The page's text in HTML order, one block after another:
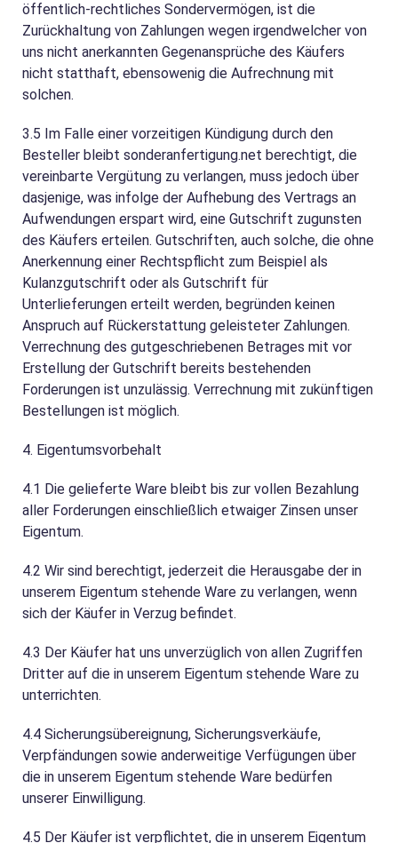
öffentlich-rechtliches Sondervermögen, ist die
Zurückhaltung von Zahlungen wegen irgendwelcher von
uns nicht anerkannten Gegenansprüche des Käufers
nicht statthaft, ebensowenig die Aufrechnung mit
solchen.
3.5 Im Falle einer vorzeitigen Kündigung durch den
Besteller bleibt sonderanfertigung.net berechtigt, die
vereinbarte Vergütung zu verlangen, muss jedoch über
dasjenige, was infolge der Aufhebung des Vertrags an
Aufwendungen erspart wird, eine Gutschrift zugunsten
des Käufers erteilen. Gutschriften, auch solche, die ohne
Anerkennung einer Rechtspflicht zum Beispiel als
Kulanzgutschrift oder als Gutschrift für
Unterlieferungen erteilt werden, begründen keinen
Anspruch auf Rückerstattung geleisteter Zahlungen.
Verrechnung des gutgeschriebenen Betrages mit vor
Erstellung der Gutschrift bereits bestehenden
Forderungen ist unzulässig. Verrechnung mit zukünftigen
Bestellungen ist möglich.
4. Eigentumsvorbehalt
4.1 Die gelieferte Ware bleibt bis zur vollen Bezahlung
aller Forderungen einschließlich etwaiger Zinsen unser
Eigentum.
4.2 Wir sind berechtigt, jederzeit die Herausgabe der in
unserem Eigentum stehende Ware zu verlangen, wenn
sich der Käufer in Verzug befindet.
4.3 Der Käufer hat uns unverzüglich von allen Zugriffen
Dritter auf die in unserem Eigentum stehende Ware zu
unterrichten.
4.4 Sicherungsübereignung, Sicherungsverkäufe,
Verpfändungen sowie anderweitige Verfügungen über
die in unserem Eigentum stehende Ware bedürfen
unserer Einwilligung.
4.5 Der Käufer ist verpflichtet, die in unserem Eigentum